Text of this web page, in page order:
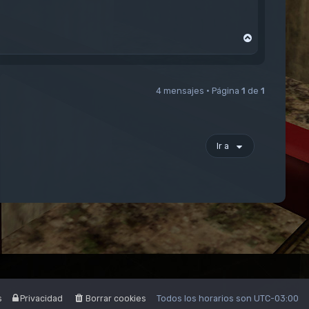
a
4 mensajes • Página1 de1
Ir a
Todos los horarios son UTC-03:00
Borrar cookies
Privacidad